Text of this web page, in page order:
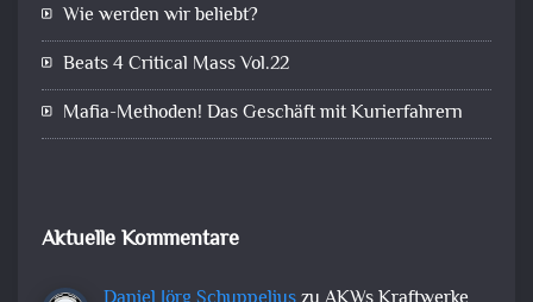
Wie werden wir beliebt?
Beats 4 Critical Mass Vol.22
Mafia-Methoden! Das Geschäft mit Kurierfahrern
Aktuelle Kommentare